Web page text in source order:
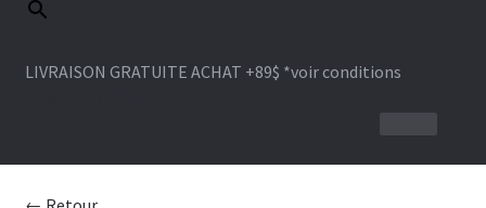
LIVRAISON GRATUITE ACHAT +89$ *voir conditions
BROSSE